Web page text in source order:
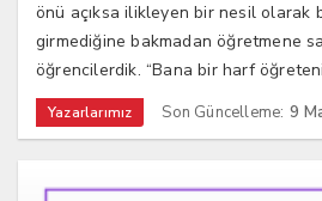
önü açıksa ilikleyen bir nesil olarak
girmediğine bakmadan öğretmene
öğrencilerdik. “Bana bir harf
Yazarlarımız Son Güncelleme: 9